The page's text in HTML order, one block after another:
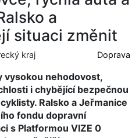
a
situaci změnit
kraj Doprava
vysokou nehodovost,
i chybějící bezpečnou
Ralsko a Jeřmanice
fondu dopravní
s Platformou VIZE 0